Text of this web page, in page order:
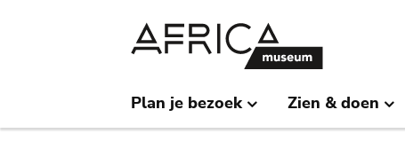
Plan je bezoek Zien & doen